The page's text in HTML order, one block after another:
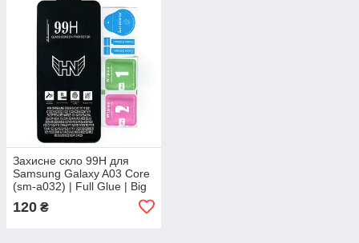
Захисне скло 99H для
Samsung Galaxy A03 Core
(sm-a032) | Full Glue | Big
120 ₴